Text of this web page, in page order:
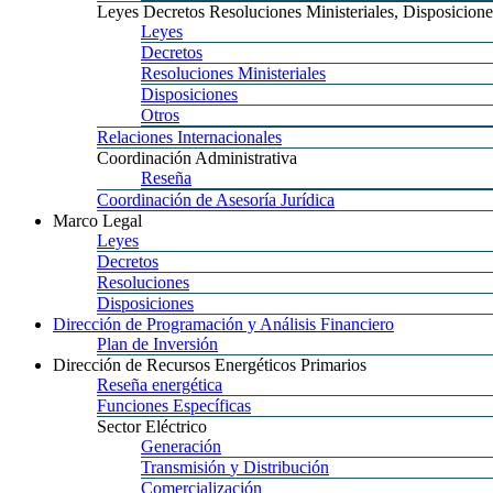
Leyes Decretos Resoluciones Ministeriales,
Leyes
Decretos
Resoluciones Ministeriales
Disposiciones
Otros
Relaciones Internacionales
Coordinación Administrativa
Reseña
Coordinación de Asesoría Jurídica
Marco Legal
Leyes
Decretos
Resoluciones
Disposiciones
Dirección de Programación y Análisis Financiero
Plan de Inversión
Dirección de Recursos Energéticos Primarios
Reseña energética
Funciones Específicas
SectorEléctrico
Generación
Transmisión y Distribución
Comercialización